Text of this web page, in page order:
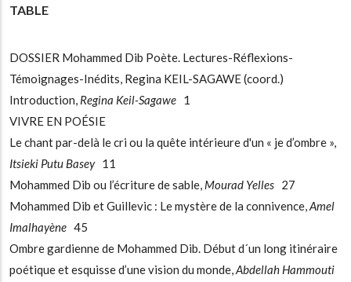
TABLE
DOSSIER Mohammed Dib Poète. Lectures-Réflexions-
Témoignages-Inédits, Regina KEIL-SAGAWE (coord.)
Introduction, Regina Keil-Sagawe 1
VIVRE EN POÉSIE
Le chant par-delà le cri ou la quête intérieure d'un « je d’ombre »,
Itsieki Putu Basey11
Mohammed Dib ou l’écriture de sable, Mourad Yelles 27
Mohammed Dib et Guillevic : Le mystère de la connivence, Amel
Imalhayène 45
Ombre gardienne de Mohammed Dib. Début d´un long itinéraire
poétique et esquisse d’une vision du monde, Abdellah Hammouti